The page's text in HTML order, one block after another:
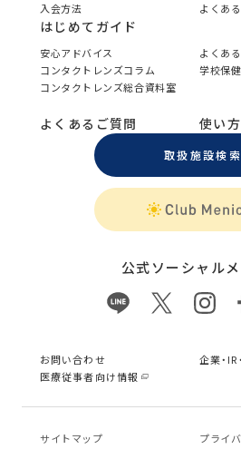
入会方法
よくあ
はじめてガイド
安心アドバイス
よくあ
コンタクトレンズコラム
学校保
コンタクトレンズ総合資料室
よくあるご質問 使い
取扱施設検索
公式ソーシャル
お問い合わせ
企業・IR
医療従事者向け情報
サイトマップ
プライ